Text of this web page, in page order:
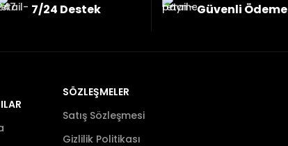
7/24 Destek Güvenli Ödeme
SÖZLEŞMELER
Satış Sözleşmesi
Gizlilik Politikası